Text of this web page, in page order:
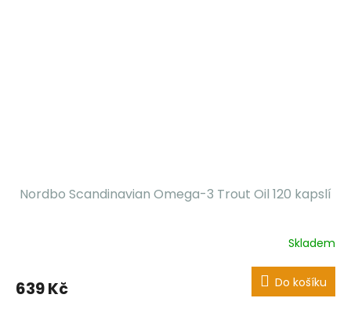
Nordbo Scandinavian Omega-3 Trout Oil 120 kapslí
Skladem
639 Kč Do košíku